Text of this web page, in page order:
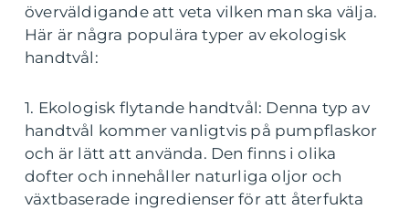
överväldigande att veta vilken man ska välja.
Här är några populära typer av ekologisk
handtvål:
1. Ekologisk flytande handtvål: Denna typ av
handtvål kommer vanligtvis på pumpflaskor
och är lätt att använda. Den finns i olika
dofter och innehåller naturliga oljor och
växtbaserade ingredienser för att återfukta